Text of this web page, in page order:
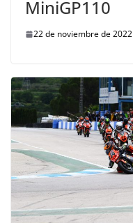
MiniGP110
22 de noviembre de 2022